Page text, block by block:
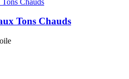
Tons Chauds